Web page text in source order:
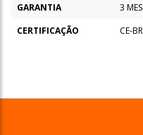
GARANTIA
3
CERTIFICAÇÃO
CE-